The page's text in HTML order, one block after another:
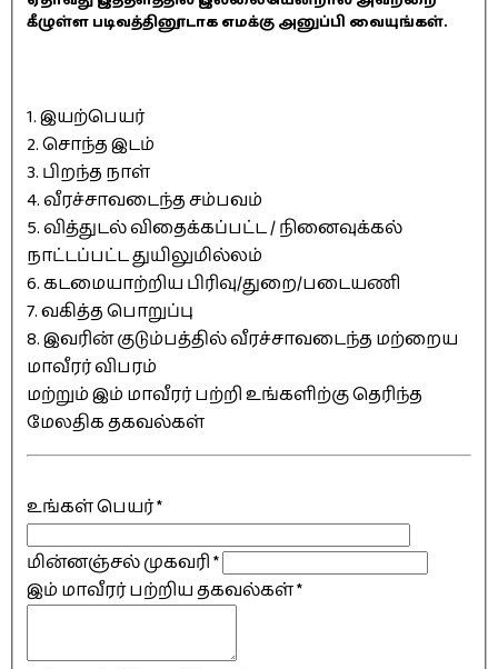
கீழுள்ள படிவத்தினூடாக எமக்கு அனுப்பி வையுங்கள்.
1. இயற்பெயர்
2. சொந்த இடம்
3. பிறந்த நாள்
4. வீரச்சாவடைந்த சம்பவம்
5. வித்துடல் விதைக்கப்பட்ட / நினைவுக்கல்
நாட்டப்பட்ட துயிலுமில்லம்
6. கடமையாற்றிய பிரிவு/துறை/படையணி
7. வகித்த பொறுப்பு
8. இவரின் குடும்பத்தில் வீரச்சாவடைந்த மற்றைய
மாவீரர் விபரம்
மற்றும் இம் மாவீரர் பற்றி உங்களிற்கு தெரிந்த
மேலதிக தகவல்கள்
உங்கள் பெயர்*
மின்னஞ்சல் முகவரி*
இம் மாவீரர் பற்றிய தகவல்கள்*